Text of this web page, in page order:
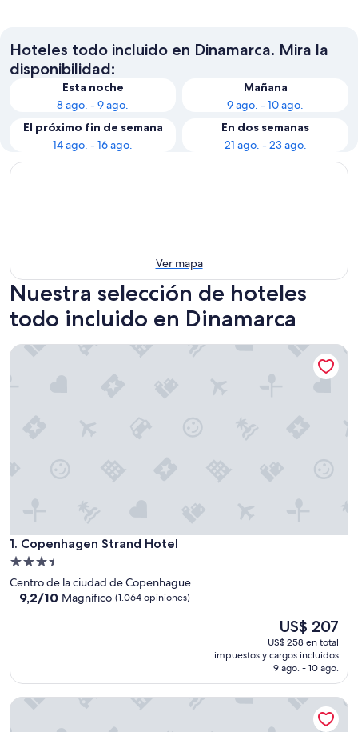
Hoteles todo incluido en Dinamarca. Mira la
disponibilidad:
Esta noche
8 ago. - 9 ago.
Mañana
9 ago. - 10 ago.
El próximo fin de semana
14 ago. - 16 ago.
En dos semanas
21 ago. - 23 ago.
Ver mapa
Nuestra selección de hoteles
todo incluido en Dinamarca
1. Copenhagen Strand Hotel
Copenhagen Strand Hotel
Propiedad
de
3.5
Centro de la ciudad de Copenhague
9.2
9,2/10 Magnífico (1.064 opiniones)
El
precio
actual
es
de
US$ 207
US$ 207
US$ 258 en total
impuestos y cargos incluidos
9 ago. - 10 ago.
Copenhagen Strand Hotel
71 Nyhavn Hotel